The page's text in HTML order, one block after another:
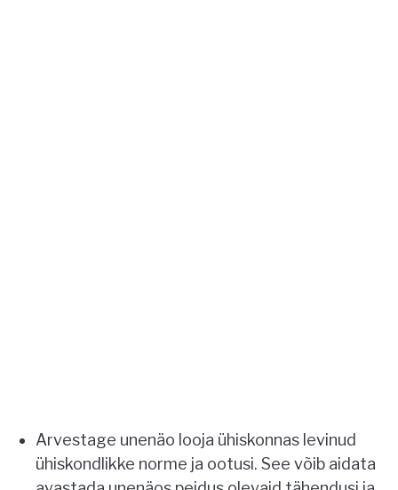
Arvestage unenäo looja ühiskonnas levinud
ühiskondlikke norme ja ootusi. See võib aidata